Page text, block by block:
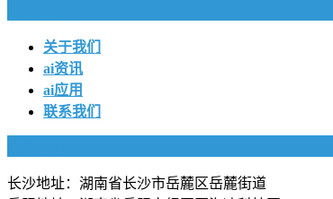
关于我们
ai资讯
ai应用
联系我们
长沙地址：湖南省长沙市岳麓区岳麓街道